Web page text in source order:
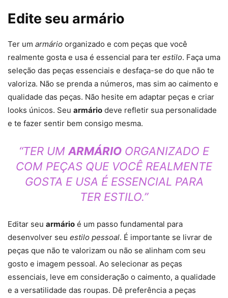
Edite seu armário
Ter um armário organizado e com peças que você
realmente gosta e usa é essencial para ter estilo. Faça uma
seleção das peças essenciais e desfaça-se do que não te
valoriza. Não se prenda a números, mas sim ao caimento e
qualidade das peças. Não hesite em adaptar peças e criar
looks únicos. Seu armário deve refletir sua personalidade
e te fazer sentir bem consigo mesma.
“TER UMARMÁRIO ORGANIZADO E
COM PEÇAS QUE VOCÊ REALMENTE
GOSTA E USA É ESSENCIAL PARA
TER ESTILO.”
Editar seu armário é um passo fundamental para
desenvolver seu estilo pessoal. É importante se livrar de
peças que não te valorizam ou não se alinham com seu
gosto e imagem pessoal. Ao selecionar as peças
essenciais, leve em consideração o caimento, a qualidade
e a versatilidade das roupas. Dê preferência a peças